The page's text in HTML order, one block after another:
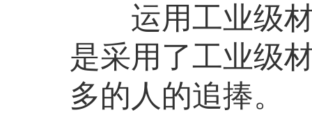
运用工业级材
是采用了工业级
多的人的追捧。